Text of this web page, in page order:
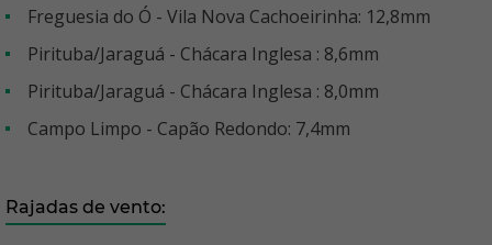
Freguesia do Ó - Vila Nova Cachoeirinha: 12,8mm
Pirituba/Jaraguá - Chácara Inglesa : 8,6mm
Pirituba/Jaraguá - Chácara Inglesa : 8,0mm
Campo Limpo - Capão Redondo: 7,4mm
Rajadas de vento: